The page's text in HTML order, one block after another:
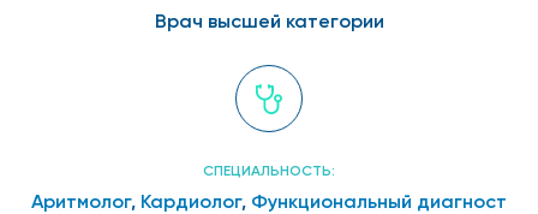
Врач высшей категории
СПЕЦИАЛЬНОСТЬ:
Аритмолог, Кардиолог, Функциональный диагност